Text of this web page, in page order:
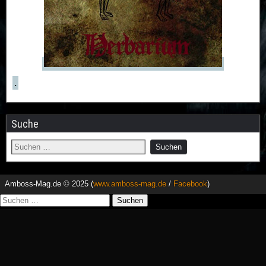
.
Suche
Amboss-Mag.de © 2025 (www.amboss-mag.de / Facebook)